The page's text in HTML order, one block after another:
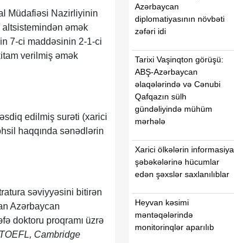
Müdafiəsi Nazirliyinin
əmək
7-ci maddəsinin 2-1-ci
verilmiş əmək
edilmiş surəti (xarici
haqqında sənədlərin
səviyyəsini bitirən
Azərbaycan
doktoru proqramı üzrə
Cambridge
Azərbaycan
diplomatiyasının növbəti
zəfəri idi
Tarixi Vaşinqton görüşü:
ABŞ-Azərbaycan
əlaqələrində və Cənubi
Qafqazın sülh
gündəliyində mühüm
mərhələ
Xarici ölkələrin informasiya
şəbəkələrinə hücumlar
edən şəxslər saxlanılıblar
Heyvan kəsimi
məntəqələrində
monitorinqlər aparılıb